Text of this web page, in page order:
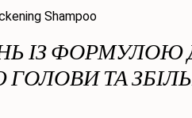
Shampoo
ІЗ ФОРМУЛОЮ
ТА